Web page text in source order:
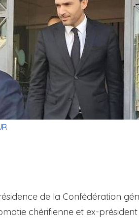
de la Confédération
chérifienne et ex-